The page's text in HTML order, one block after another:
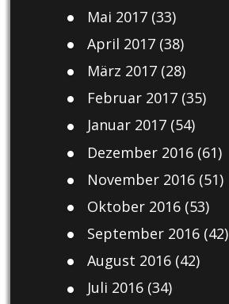
Mai 2017(33)
April 2017(38)
März 2017(28)
Februar 2017(35)
Januar 2017(54)
Dezember 2016(61)
November 2016(51)
Oktober 2016(53)
September 2016(42)
August 2016(42)
Juli 2016(34)